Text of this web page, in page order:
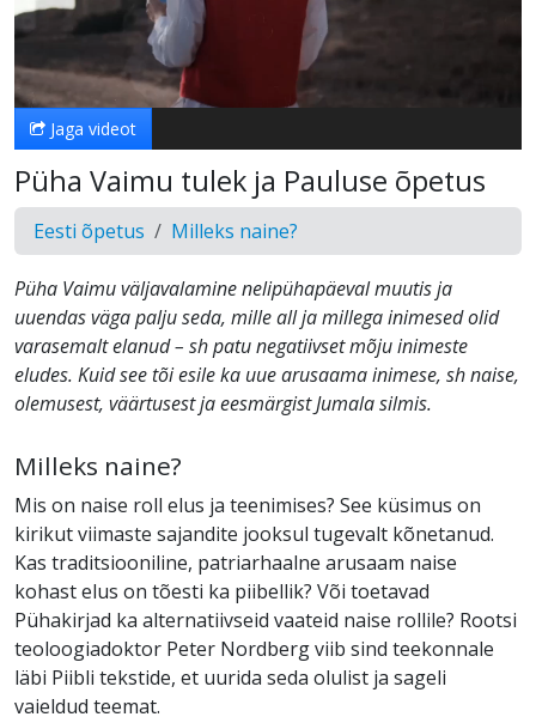
video
Jaga videot
Püha Vaimu tulek ja Pauluse õpetus
Eesti õpetus Milleks naine?
Püha Vaimu väljavalamine nelipühapäeval muutis ja
uuendas väga palju seda, mille all ja millega inimesed olid
varasemalt elanud – sh patu negatiivset mõju inimeste
eludes. Kuid see tõi esile ka uue arusaama inimese, sh naise,
olemusest, väärtusest ja eesmärgist Jumala silmis.
Milleks naine?
Mis on naise roll elus ja teenimises? See küsimus on
kirikut viimaste sajandite jooksul tugevalt kõnetanud.
Kas traditsiooniline, patriarhaalne arusaam naise
kohast elus on tõesti ka piibellik? Või toetavad
Pühakirjad ka alternatiivseid vaateid naise rollile? Rootsi
teoloogiadoktor Peter Nordberg viib sind teekonnale
läbi Piibli tekstide, et uurida seda olulist ja sageli
vaieldud teemat.